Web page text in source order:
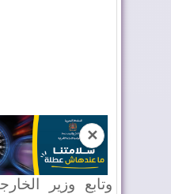
✕
وتابع وزير